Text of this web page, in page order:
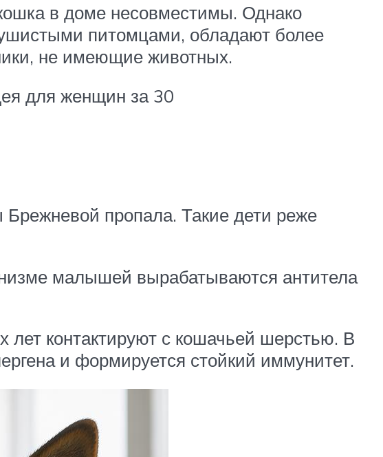
в доме несовместимы. Однако
питомцами, обладают более
не имеющие животных.
для женщин за 30
пропала. Такие дети реже
малышей вырабатываются антитела
контактируют с кошачьей шерстью. В
и формируется стойкий иммунитет.